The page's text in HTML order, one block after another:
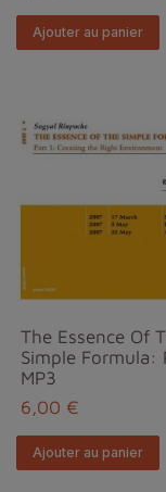
Ajouter au panier
The Essence Of
Simple Formula:
MP3
6,00 €
Ajouter au panier